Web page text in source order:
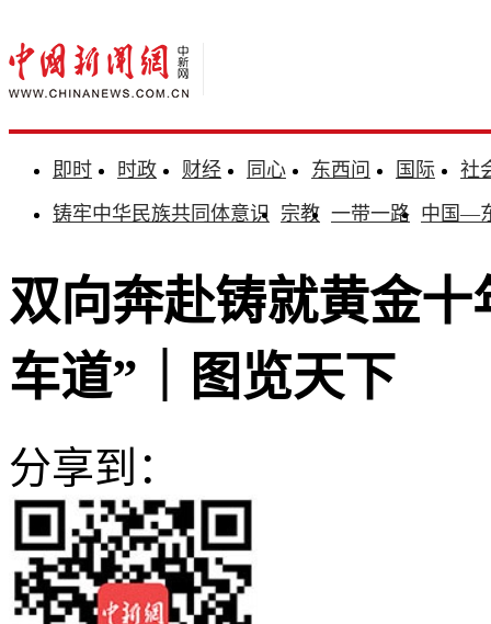
即时 时政 财经 同心 东西问 国际
社
铸牢中华民族共同体意识 宗教 一带一路 中国—
双向奔赴铸就黄金
车道”｜图览天下
分享到：